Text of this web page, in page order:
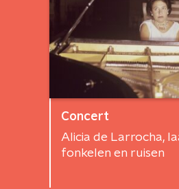
Concert
Alicia de Larrocha,
fonkelen en ruisen